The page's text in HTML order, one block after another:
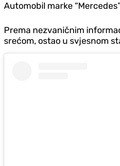
Automobil marke
Prema nezvaničnim
srećom, ostao u svjesnom